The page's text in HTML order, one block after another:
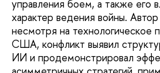
управления боем, а также его
характер ведения войны.
несмотря на технологическое
США, конфликт выявил
ИИ и продемонстрировал